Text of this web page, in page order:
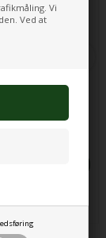
Vi
Ved at
til levering